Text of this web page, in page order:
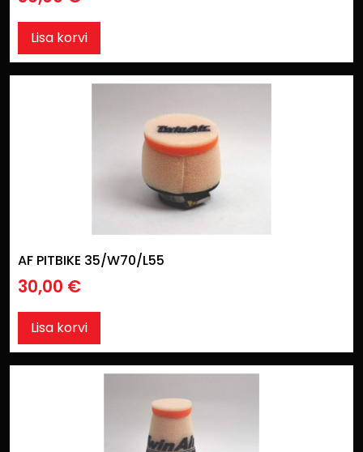
Lisa korvi
AF PITBIKE 35/W70/L55
30,00 €
Lisa korvi